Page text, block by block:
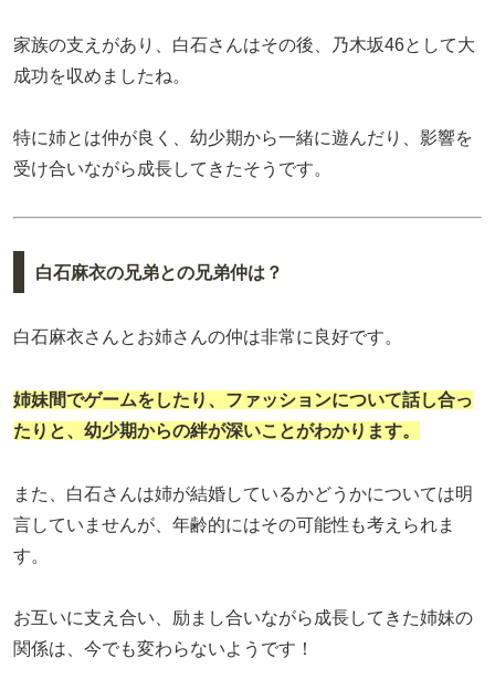
家族の支えがあり、白石さんはその後、乃木坂46として大
成功を収めましたね。
特に姉とは仲が良く、幼少期から一緒に遊んだり、影響を
受け合いながら成長してきたそうです。
白石麻衣の兄弟との兄弟仲は？
白石麻衣さんとお姉さんの仲は非常に良好です。
姉妹間でゲームをしたり、ファッションについて話し合っ
たりと、幼少期からの絆が深いことがわかります。
また、白石さんは姉が結婚しているかどうかについては明
言していませんが、年齢的にはその可能性も考えられま
す。
お互いに支え合い、励まし合いながら成長してきた姉妹の
関係は、今でも変わらないようです！